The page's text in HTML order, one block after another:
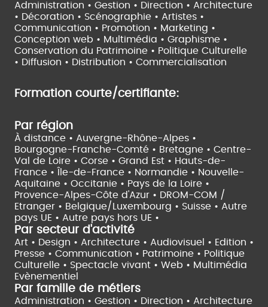
Administration • Gestion • Direction • Architecture
• Décoration • Scénographie • Artistes •
Communication • Promotion • Marketing •
Conception web • Multimédia • Graphisme •
Conservation du Patrimoine • Politique Culturelle
• Diffusion • Distribution • Commercialisation
Formation courte/certifiante:
Par région
À distance • Auvergne-Rhône-Alpes •
Bourgogne-Franche-Comté • Bretagne • Centre-
Val de Loire • Corse • Grand Est • Hauts-de-
France •
Île-de-France • Normandie • Nouvelle-
Aquitaine • Occitanie • Pays de la Loire •
Provence-Alpes-Côte d'Azur • DROM-COM /
Etranger • Belgique/Luxembourg • Suisse • Autre
pays UE • Autre pays hors UE •
Par secteur d'activité
Art • Design • Architecture • Audiovisuel • Edition •
Presse • Communication • Patrimoine • Politique
Culturelle • Spectacle vivant • Web • Multimédia
Evènementiel
Par famille de métiers
Administration • Gestion • Direction • Architecture